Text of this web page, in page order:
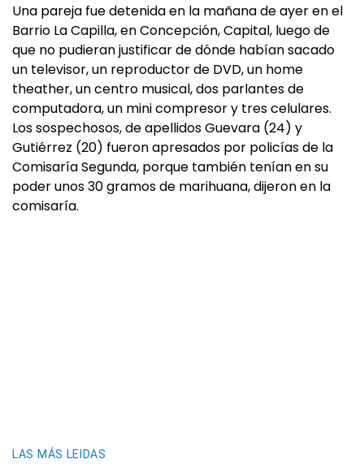
Una pareja fue detenida en la mañana de ayer en el
Barrio La Capilla, en Concepción, Capital, luego de
que no pudieran justificar de dónde habían sacado
un televisor, un reproductor de DVD, un home
theather, un centro musical, dos parlantes de
computadora, un mini compresor y tres celulares.
Los sospechosos, de apellidos Guevara (24) y
Gutiérrez (20) fueron apresados por policías de la
Comisaría Segunda, porque también tenían en su
poder unos 30 gramos de marihuana, dijeron en la
comisaría.
LAS MÁS LEIDAS